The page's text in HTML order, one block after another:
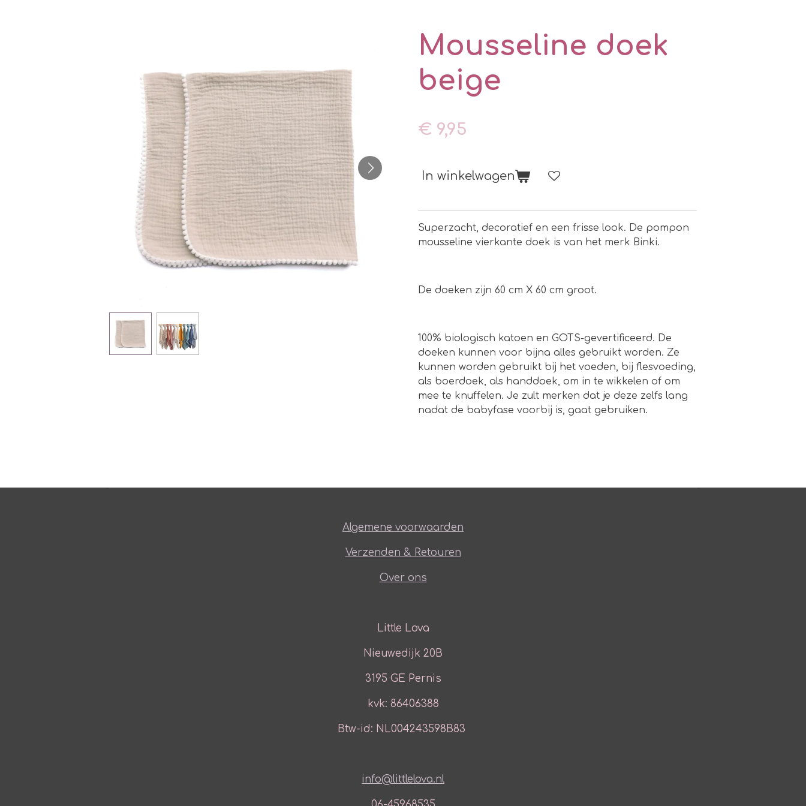
Mousseline doek
beige
€ 9,95
In winkelwagen
Superzacht, decoratief en een frisse look. De pompon
mousseline vierkante doek is van het merk Binki.
De doeken zijn 60 cm X 60 cm groot.
100% biologisch katoen en GOTS-gevertificeerd. De
doeken kunnen voor bijna alles gebruikt worden. Ze
kunnen worden gebruikt bij het voeden, bij flesvoeding,
als boerdoek, als handdoek, om in te wikkelen of om
mee te knuffelen. Je zult merken dat je deze zelfs lang
nadat de babyfase voorbij is, gaat gebruiken.
Algemene voorwaarden
Verzenden & Retouren
Over ons
Little Lova
Nieuwedijk 20B
3195 GE Pernis
kvk: 86406388
Btw-id: NL004243598B83
info@littlelova.nl